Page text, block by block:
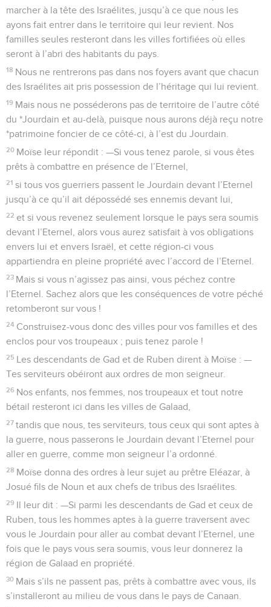
marcher à la tête des Israélites, jusqu’à ce que nous les
ayons fait entrer dans le territoire qui leur revient. Nos
familles seules resteront dans les villes fortifiées où elles
seront à l’abri des habitants du pays.
18 Nous ne rentrerons pas dans nos foyers avant que chacun
des Israélites ait pris possession de l’héritage qui lui revient.
19 Mais nous ne posséderons pas de territoire de l’autre côté
du *Jourdain et au-delà, puisque nous aurons déjà reçu notre
*patrimoine foncier de ce côté-ci, à l’est du Jourdain.
20 Moïse leur répondit : —Si vous tenez parole, si vous êtes
prêts à combattre en présence de l’Eternel,
21 si tous vos guerriers passent le Jourdain devant l’Eternel
jusqu’à ce qu’il ait dépossédé ses ennemis devant lui,
22 et si vous revenez seulement lorsque le pays sera soumis
devant l’Eternel, alors vous aurez satisfait à vos obligations
envers lui et envers Israël, et cette région-ci vous
appartiendra en pleine propriété avec l’accord de l’Eternel.
23 Mais si vous n’agissez pas ainsi, vous péchez contre
l’Eternel. Sachez alors que les conséquences de votre péché
retomberont sur vous !
24 Construisez-vous donc des villes pour vos familles et des
enclos pour vos troupeaux ; puis tenez parole !
25 Les descendants de Gad et de Ruben dirent à Moïse : —
Tes serviteurs obéiront aux ordres de mon seigneur.
26 Nos enfants, nos femmes, nos troupeaux et tout notre
bétail resteront ici dans les villes de Galaad,
27 tandis que nous, tes serviteurs, tous ceux qui sont aptes à
la guerre, nous passerons le Jourdain devant l’Eternel pour
aller en guerre, comme mon seigneur l’a ordonné.
28 Moïse donna des ordres à leur sujet au prêtre Eléazar, à
Josué fils de Noun et aux chefs de tribus des Israélites.
29 Il leur dit : —Si parmi les descendants de Gad et ceux de
Ruben, tous les hommes aptes à la guerre traversent avec
vous le Jourdain pour aller au combat devant l’Eternel, une
fois que le pays vous sera soumis, vous leur donnerez la
région de Galaad en propriété.
30 Mais s’ils ne passent pas, prêts à combattre avec vous, ils
s’installeront au milieu de vous dans le pays de Canaan.